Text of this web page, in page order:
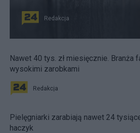
Redakcja
Nawet 40 tys. zł miesięcznie. Branża
wysokimi zarobkami
Redakcja
Pielęgniarki zarabiają nawet 24
haczyk